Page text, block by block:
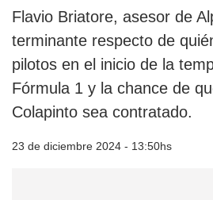
Flavio Briatore, asesor de
terminante respecto de
pilotos en el inicio de la
Fórmula 1 y la chance de
Colapinto sea contratado.
23 de diciembre 2024 - 13:50hs